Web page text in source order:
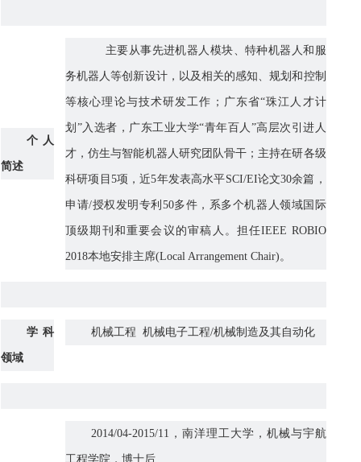
个人
简述
主要从事先进机器人模块、特种机器人和服
务机器人等创新设计，以及相关的感知、规划和控制
等核心理论与技术研发工作；广东省“珠江人才计
划”入选者，广东工业大学“青年百人”高层次引进人
才，仿生与智能机器人研究团队骨干；主持在研各级
科研项目5项，近5年发表高水平SCI/EI论文30余篇，
申请/授权发明专利50多件，系多个机器人领域国际
顶级期刊和重要会议的审稿人。担任IEEE ROBIO
2018本地安排主席(Local Arrangement Chair)。
学科
领域
机械工程 机械电子工程/机械制造及其自动化
2014/04-2015/11，南洋理工大学，机械与宇航
工程学院，博士后